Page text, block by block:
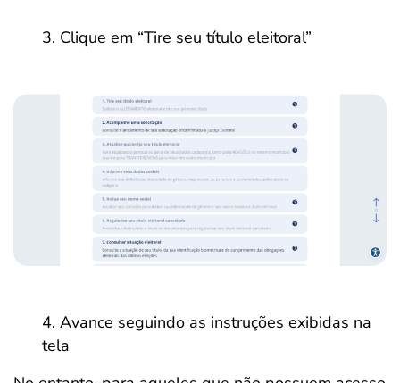
Clique em “Tire seu título eleitoral”
Avance seguindo as instruções exibidas na
tela